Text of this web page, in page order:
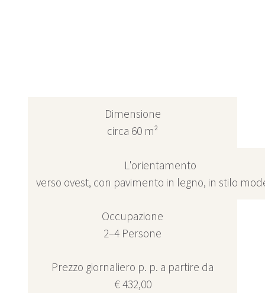
Dimensione
circa 60 m²
L'orientamento
verso ovest, con pavimento in legno, in stilo
Occupazione
2–4 Persone
Prezzo giornaliero p. p. a partire da
€ 432,00